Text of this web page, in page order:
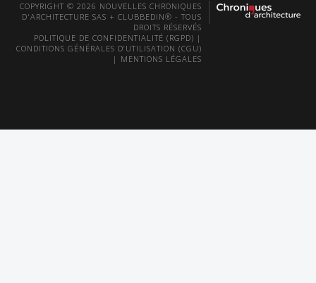
COPYRIGHT © 2026 NOUVELLES CHRONIQUES
D'ARCHITECTURE SAS + CLUBBEDIN® - TOUS
DROITS RÉSERVÉS
POLITIQUE DE CONFIDENTIALITÉ (RGPD) |
CONDITIONS GÉNÉRALES D’UTILISATION (CGU)
| MENTIONS LÉGALES